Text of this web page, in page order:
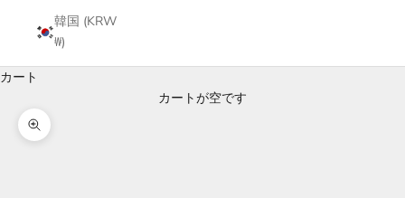
韓国 (KRW
₩)
カート
カートが空です
ズームイン